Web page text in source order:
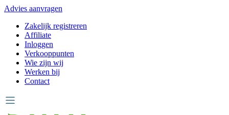
Advies aanvragen
Zakelijk registreren
Affiliate
Inloggen
Verkooppunten
Wie zijn wij
Werken bij
Contact